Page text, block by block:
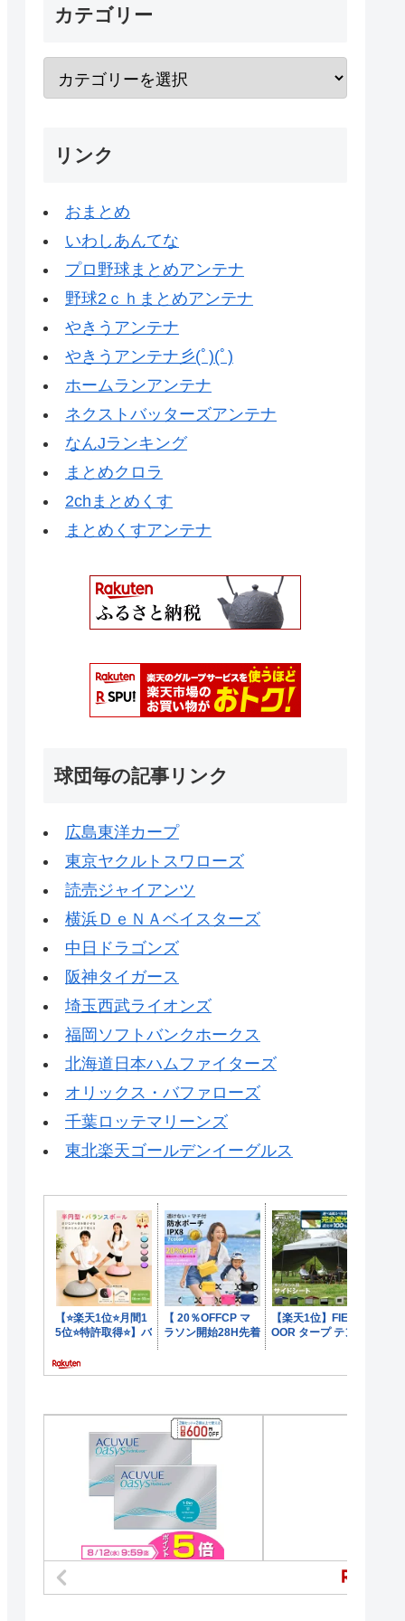
カテゴリー
リンク
おまとめ
いわしあんてな
プロ野球まとめアンテナ
野球2ｃｈまとめアンテナ
やきうアンテナ
やきうアンテナ彡(ﾟ)(ﾟ)
ホームランアンテナ
ネクストバッターズアンテナ
なんJランキング
まとめクロラ
2chまとめくす
まとめくすアンテナ
球団毎の記事リンク
広島東洋カープ
東京ヤクルトスワローズ
読売ジャイアンツ
横浜ＤｅＮＡベイスターズ
中日ドラゴンズ
阪神タイガース
埼玉西武ライオンズ
福岡ソフトバンクホークス
北海道日本ハムファイターズ
オリックス・バファローズ
千葉ロッテマリーンズ
東北楽天ゴールデンイーグルス